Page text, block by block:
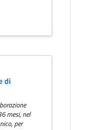
di
mesi, nel
per